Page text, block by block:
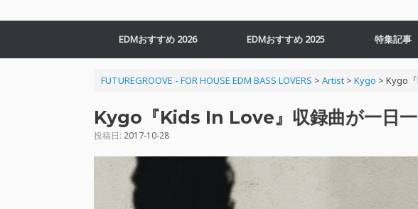
EDMおすすめ 2026 EDMおすすめ 2025 特集記事
FUTUREGROOVE - FOR HOUSE EDM BASS LOVERS > Artist> Kygo > Kygo
Kygo『Kids In Love』収録曲が一日一
投稿日: 2017-10-28